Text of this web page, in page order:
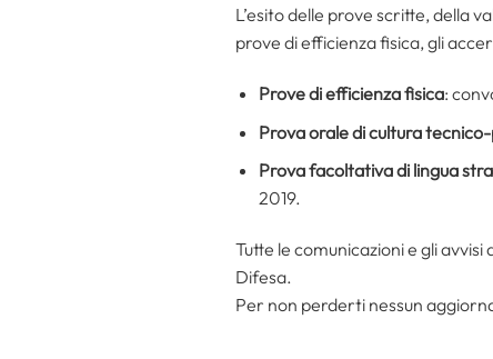
L’esito delle prove scritte, della
prove di efficienza fisica, gli
Prove di efficienza fisica:
Prova orale di cultura
Prova facoltativa di lingua
2019.
Tutte le comunicazioni e gli
Difesa.
Per non perderti nessun